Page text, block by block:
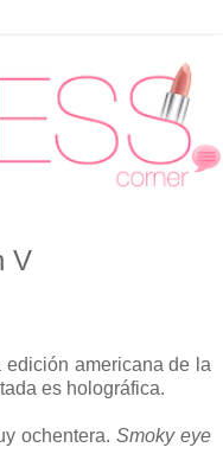
V
americana de la
es holográfica.
ochentera. Smoky eye